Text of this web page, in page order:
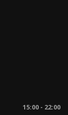
15:00 - 22:00